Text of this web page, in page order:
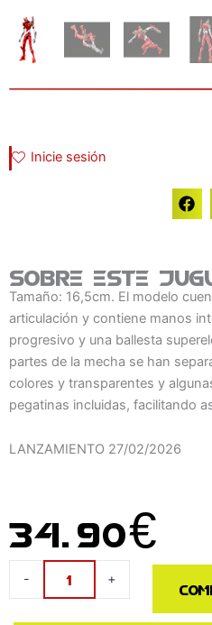
Inicie sesión
Sobre este
Tamaño: 16,5cm. El modelo
articulación y contiene manos
progresivo y una ballesta
partes de la mecha se han
colores y transparentes y
pegatinas incluidas, facilitando
LANZAMIENTO 27/02/2026
34.90€
- +